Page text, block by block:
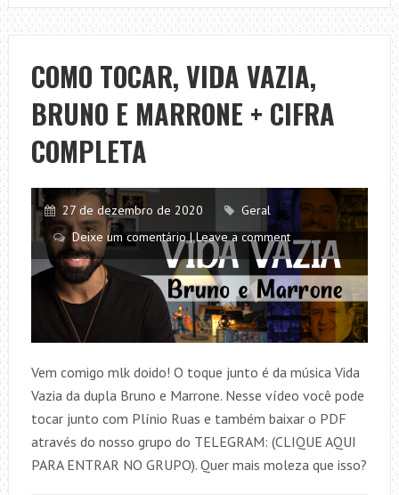
SINÔNIMOS,
ZÉ
RAMALHO
E
CHITÃOZINHO
E
CIFRA
COMPLETA
COMO TOCAR, VIDA VAZIA,
BRUNO E MARRONE + CIFRA
COMPLETA
27 de dezembro de 2020
Geral
Deixe um comentário | Leave a comment
Vem comigo mlk doido! O toque junto é da música Vida
Vazia da dupla Bruno e Marrone. Nesse vídeo você pode
tocar junto com Plínio Ruas e também baixar o PDF
através do nosso grupo do TELEGRAM: (CLIQUE AQUI
PARA ENTRAR NO GRUPO). Quer mais moleza que isso?